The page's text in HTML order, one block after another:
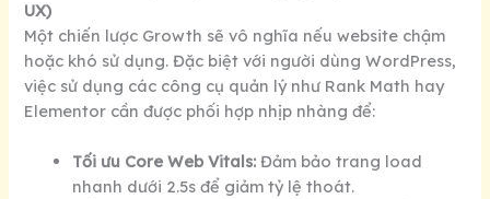
UX)
Một chiến lược Growth sẽ vô nghĩa nếu website chậm
hoặc khó sử dụng. Đặc biệt với người dùng WordPress,
việc sử dụng các công cụ quản lý như Rank Math hay
Elementor cần được phối hợp nhịp nhàng để:
Tối ưu Core Web Vitals: Đảm bảo trang load
nhanh dưới 2.5s để giảm tỷ lệ thoát.